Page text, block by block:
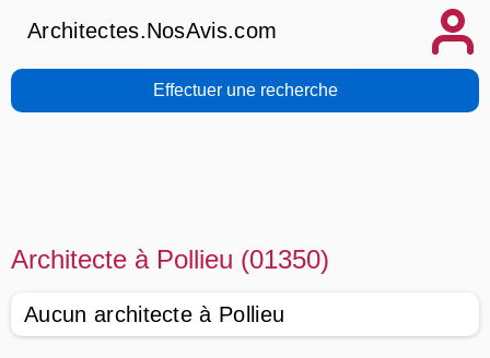
Architectes.NosAvis.com
Effectuer une recherche
Architecte à Pollieu (01350)
Aucun architecte à Pollieu